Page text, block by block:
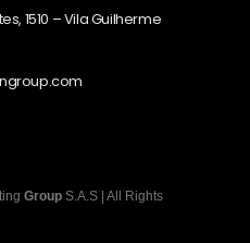
1510 – Vila Guilherme
Group S.A.S | All Rights